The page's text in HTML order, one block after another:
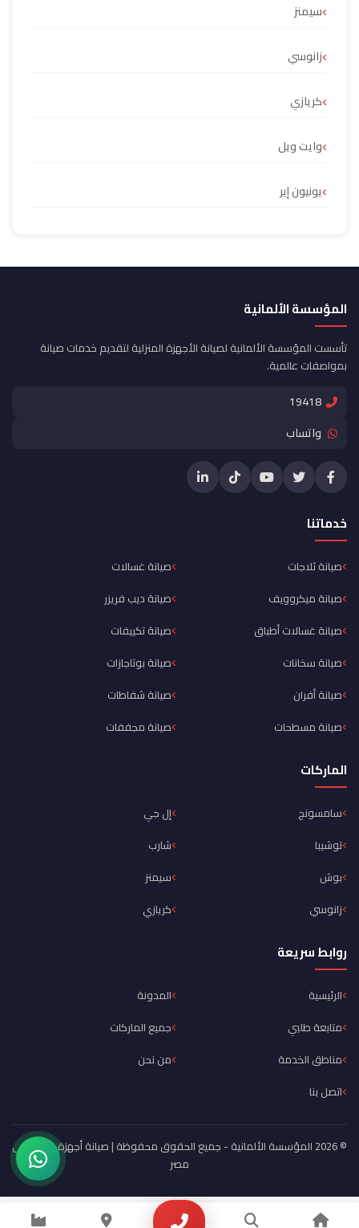
سيمنز
زانوسي
كريازي
وايت ويل
يونيون إير
المؤسسة الألمانية
تأسست المؤسسة الألمانية لصيانة الأجهزة المنزلية لتقديم خدمات صيانة
بمواصفات عالمية.
19418
واتساب
خدماتنا
صيانة ثلاجات
صيانة غسالات
صيانة ميكروويف
صيانة ديب فريزر
صيانة غسالات أطباق
صيانة تكييفات
صيانة سخانات
صيانة بوتاجازات
صيانة أفران
صيانة شفاطات
صيانة مسطحات
صيانة مجففات
الماركات
سامسونج
إل جي
توشيبا
شارب
بوش
سيمنز
زانوسي
كريازي
روابط سريعة
الرئيسية
المدونة
متابعة طلبي
جميع الماركات
مناطق الخدمة
من نحن
اتصل بنا
© 2026 المؤسسة الألمانية - جميع الحقوق محفوظة | صيانة أجهزة منزلية في
مصر